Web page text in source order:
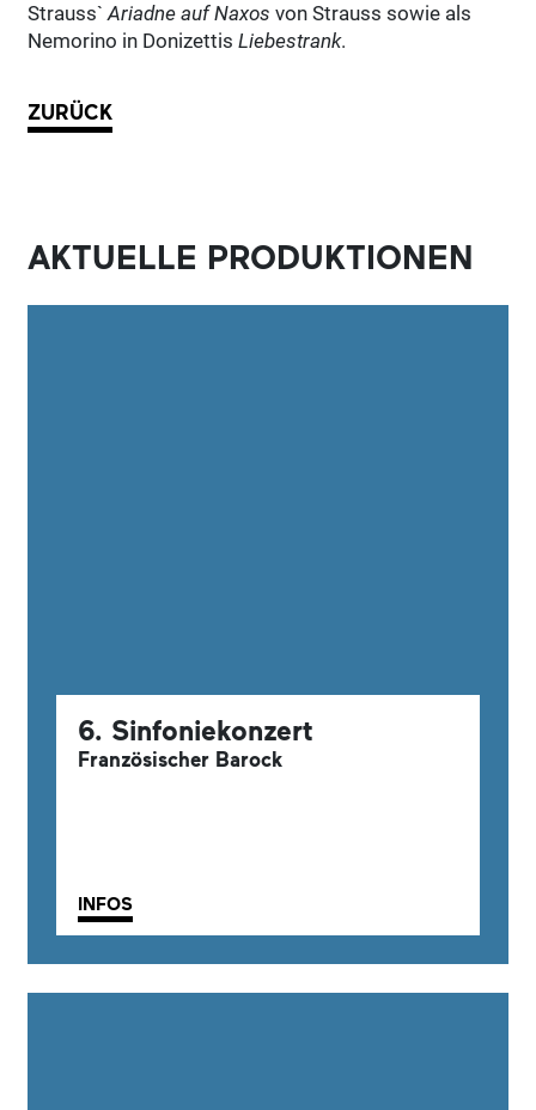
Strauss`Ariadne auf Naxos von Strauss sowie als
Nemorino in DonizettisLiebestrank.
ZURÜCK
AKTUELLE PRODUKTIONEN
6. Sinfoniekonzert
Französischer Barock
INFOS